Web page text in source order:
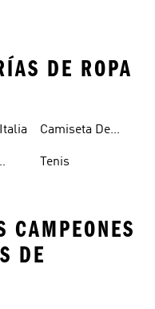
DE ROPA
Camiseta De
Tenis
CAMPEONES
DE